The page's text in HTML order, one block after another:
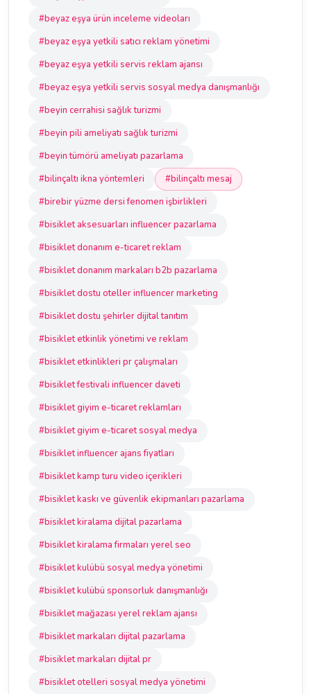
#beyaz eşya ürün inceleme videoları
#beyaz eşya yetkili satıcı reklam yönetimi
#beyaz eşya yetkili servis reklam ajansı
#beyaz eşya yetkili servis sosyal medya danışmanlığı
#beyin cerrahisi sağlık turizmi
#beyin pili ameliyatı sağlık turizmi
#beyin tümörü ameliyatı pazarlama
#bilinçaltı ikna yöntemleri
#bilinçaltı mesaj
#birebir yüzme dersi fenomen işbirlikleri
#bisiklet aksesuarları influencer pazarlama
#bisiklet donanım e-ticaret reklam
#bisiklet donanım markaları b2b pazarlama
#bisiklet dostu oteller influencer marketing
#bisiklet dostu şehirler dijital tanıtım
#bisiklet etkinlik yönetimi ve reklam
#bisiklet etkinlikleri pr çalışmaları
#bisiklet festivali influencer daveti
#bisiklet giyim e-ticaret reklamları
#bisiklet giyim e-ticaret sosyal medya
#bisiklet influencer ajans fiyatları
#bisiklet kamp turu video içerikleri
#bisiklet kaskı ve güvenlik ekipmanları pazarlama
#bisiklet kiralama dijital pazarlama
#bisiklet kiralama firmaları yerel seo
#bisiklet kulübü sosyal medya yönetimi
#bisiklet kulübü sponsorluk danışmanlığı
#bisiklet mağazası yerel reklam ajansı
#bisiklet markaları dijital pazarlama
#bisiklet markaları dijital pr
#bisiklet otelleri sosyal medya yönetimi